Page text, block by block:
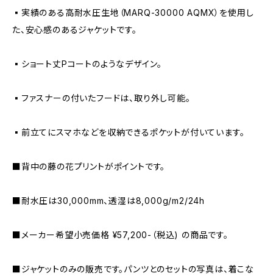
▪️実績のある高耐水圧生地（MARQ-30000 AQMX）を使用し
た、安心感のあるジャケットです。
▪️ショート丈Pコートのようなデザイン。
▪️ファスナーの付いたフードは、取り外し可能。
▪️前立てにスマホなどを収納できるポケットが付いています。
■背中の藤の花プリントがポイントです。
■耐水圧は30,000mm、透湿は8,000g/m2/24h
■メーカー希望小売価格 ¥57,200-（税込) の商品です。
■ジャケットのみの販売です。パンツとのセットの写真は、着こな